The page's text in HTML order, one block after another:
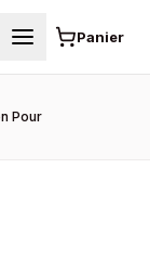
Panier
Pour